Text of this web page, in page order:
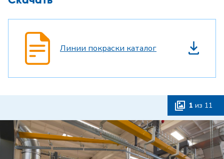
Линии покраски каталог
1 из 11